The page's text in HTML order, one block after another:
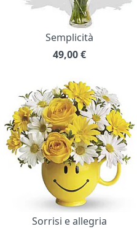
Semplicità
49,00€
Sorrisi e allegria